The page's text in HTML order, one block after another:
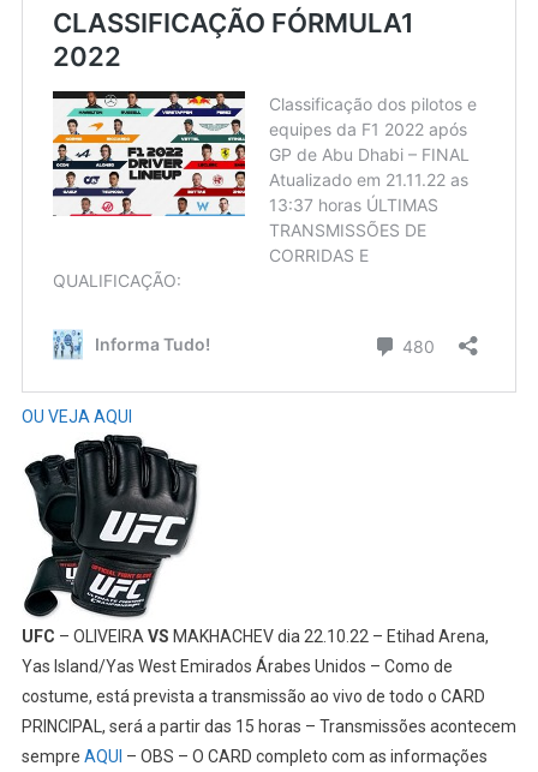
OU VEJA AQUI
UFC – OLIVEIRA VS MAKHACHEV dia 22.10.22 – Etihad Arena,
Yas Island/Yas West Emirados Árabes Unidos – Como de
costume, está prevista a transmissão ao vivo de todo o CARD
PRINCIPAL, será a partir das 15 horas – Transmissões acontecem
sempre AQUI – OBS – O CARD completo com as informações